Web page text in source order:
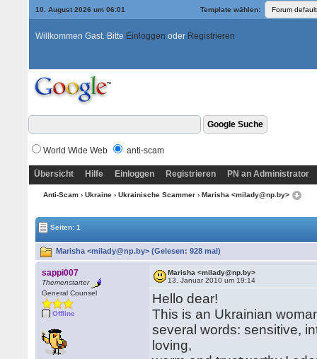
10. August 2026 um 06:01 Template wählen:
Willkommen Gast. Bitte Einloggen oder Registrieren
World Wide Web anti-scam
Übersicht Hilfe Einloggen Registrieren PN an Administrator
Anti-Scam› Ukraine› Ukrainische Scammer› Marisha <milady@np.by>
Seiten: 1
Marisha <milady@np.by> (Gelesen: 928 mal)
sappi007
Themenstarter
General Counsel
Offline
Marisha <milady@np.by>
13. Januar 2010 um 19:14
Hello dear!
This is an Ukrainian
several words: sensitive,
loving,